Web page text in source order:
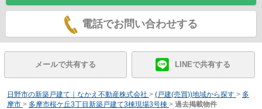
電話でお問い合わせする
メールで共有する LINEで共有する
日野市の新築戸建て｜なかえ不動産株式会社 > (戸建(売買))地域から探す > 多
摩市 > 多摩市桜ケ丘3丁目新築戸建て3棟現場3号棟 > 過去掲載物件